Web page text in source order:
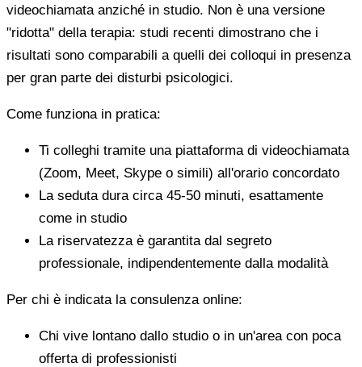
videochiamata anziché in studio. Non è una versione
"ridotta" della terapia: studi recenti dimostrano che i
risultati sono comparabili a quelli dei colloqui in presenza
per gran parte dei disturbi psicologici.
Come funziona in pratica:
Ti colleghi tramite una piattaforma di videochiamata
(Zoom, Meet, Skype o simili) all'orario concordato
La seduta dura circa 45-50 minuti, esattamente
come in studio
La riservatezza è garantita dal segreto
professionale, indipendentemente dalla modalità
Per chi è indicata la consulenza online:
Chi vive lontano dallo studio o in un'area con poca
offerta di professionisti